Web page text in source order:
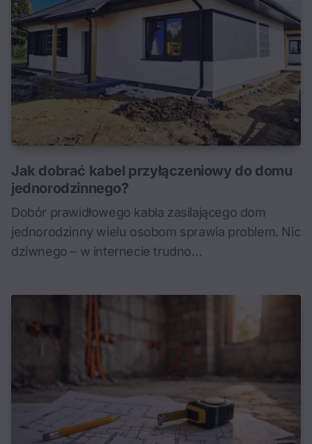
Jak dobrać kabel przyłączeniowy do domu
jednorodzinnego?
Dobór prawidłowego kabla zasilającego dom
jednorodzinny wielu osobom sprawia problem. Nic
dziwnego – w internecie trudno…